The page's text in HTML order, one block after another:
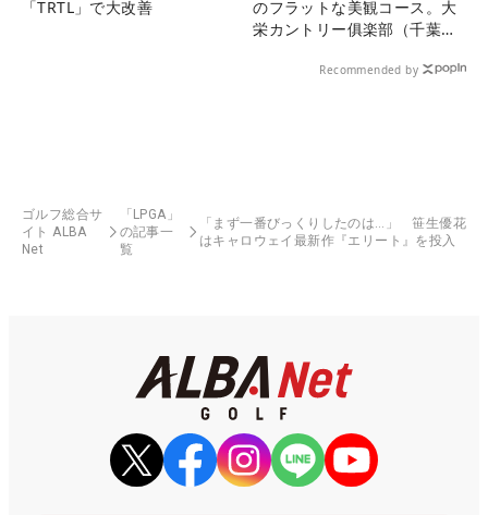
「TRTL」で大改善
のフラットな美観コース。大
栄カントリー俱楽部（千葉
Recommended by
ゴルフ総合サ
イト ALBA
Net
「LPGA」
の記事一
覧
「まず一番びっくりしたのは…」 笹生優花
はキャロウェイ最新作『エリート』を投入